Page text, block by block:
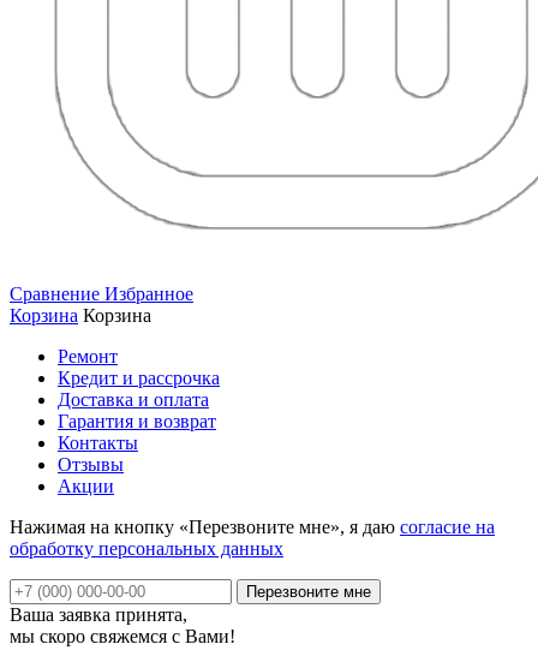
Сравнение Избранное
Корзина Корзина
Ремонт
Кредит и рассрочка
Доставка и оплата
Гарантия и возврат
Контакты
Отзывы
Акции
Нажимая на кнопку «Перезвоните мне», я даю согласие на
обработку персональных данных
Ваша заявка принята,
мы скоро свяжемся с Вами!